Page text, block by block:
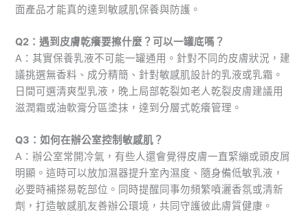
面產品才能真的達到敏感肌保養與防護。
Q2：遇到皮膚乾癢要擦什麼？可以一罐底嗎？
A：其實保養乳液不可能一罐通用。針對不同的皮膚狀況，建
議挑選無香料、成分精簡、針對敏感肌設計的乳液或乳霜。
日間可選清爽型乳液，晚上局部乾裂如老人乾裂皮膚建議用
滋潤霜或油軟膏分區塗抹，達到分層式乾癢管理。
Q3：如何在辦公室控制敏感肌？
A：辦公室常開冷氣，有些人還會覺得皮膚一直緊繃或頭皮屑
明顯。這時可以放加濕器提升室內濕度、隨身備低敏乳液，
必要時補搽易乾部位。同時提醒同事勿頻繁噴灑香氛或清新
劑，打造敏感肌友善辦公環境，共同守護彼此膚質健康。